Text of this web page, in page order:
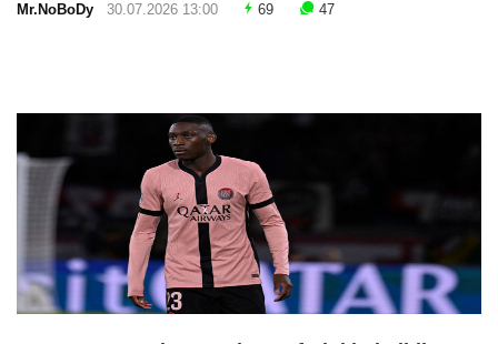
Mr.NoBoDy 30.07.2026 13:00 69 47